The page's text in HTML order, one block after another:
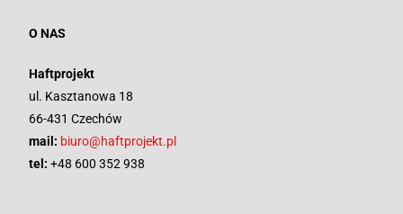
O NAS
Haftprojekt
ul. Kasztanowa 18
66-431 Czechów
mail: biuro@haftprojekt.pl
tel: +48 600 352 938